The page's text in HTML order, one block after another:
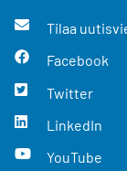
Tilaa
Facebook
Twitter
LinkedIn
YouTube